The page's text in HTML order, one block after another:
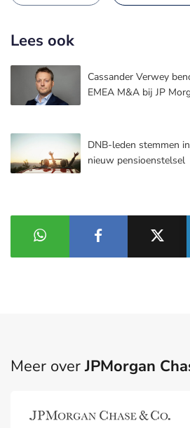
Lees ook
Cassander Verwey
EMEA M&A bij JP
DNB-leden stemmen
nieuw pensioenstelsel
Meer overJPMorgan